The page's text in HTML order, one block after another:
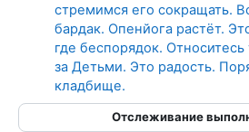
стремимся его сокращать.
бардак. Опенйога растёт.
где беспорядок.
за Детьми. Это радость.
кладбище.
Отслеживание